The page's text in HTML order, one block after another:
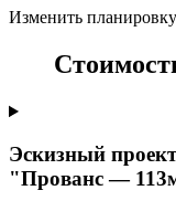
Изменить планировку
Эскизный
"Прованс —